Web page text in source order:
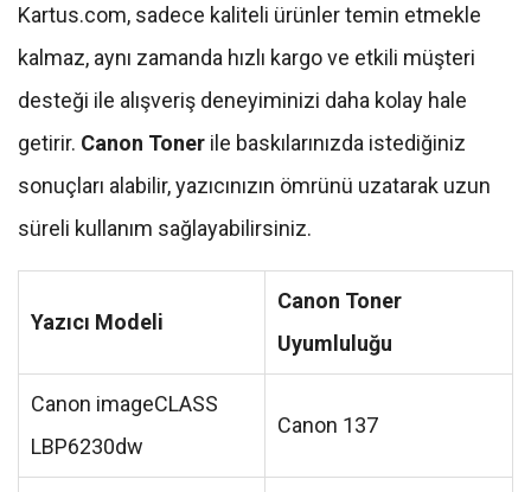
Kartus.com, sadece kaliteli ürünler temin etmekle
kalmaz, aynı zamanda hızlı kargo ve etkili müşteri
desteği ile alışveriş deneyiminizi daha kolay hale
getirir. Canon Toner ile baskılarınızda istediğiniz
sonuçları alabilir, yazıcınızın ömrünü uzatarak uzun
süreli kullanım sağlayabilirsiniz.
Yazıcı Modeli
Canon Toner
Uyumluluğu
Canon imageCLASS
LBP6230dw
Canon 137